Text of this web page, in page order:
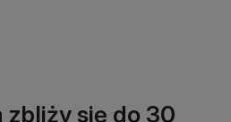
zbliży się do 30